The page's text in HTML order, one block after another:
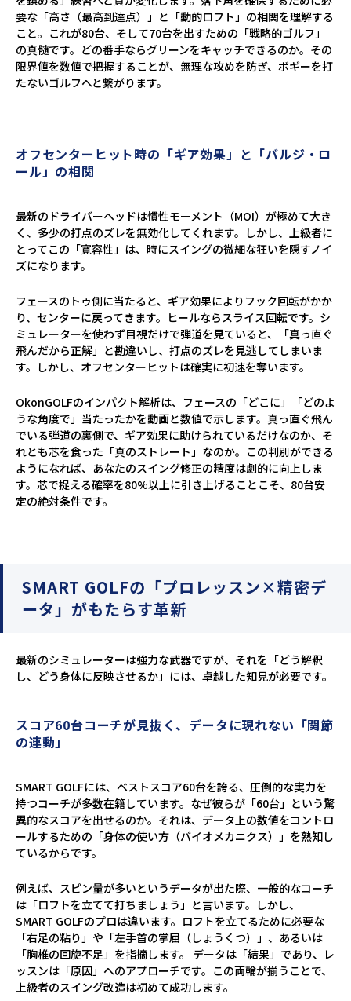
要な「高さ（最高到達点）」と「動的ロフト」の相関を理解する
こと。これが80台、そして70台を出すための「戦略的ゴルフ」
の真髄です。どの番手ならグリーンをキャッチできるのか。その
限界値を数値で把握することが、無理な攻めを防ぎ、ボギーを打
たないゴルフへと繋がります。
オフセンターヒット時の「ギア効果」と「バルジ・ロ
ール」の相関
最新のドライバーヘッドは慣性モーメント（MOI）が極めて大き
く、多少の打点のズレを無効化してくれます。しかし、上級者に
とってこの「寛容性」は、時にスイングの微細な狂いを隠すノイ
ズになります。
フェースのトゥ側に当たると、ギア効果によりフック回転がかか
り、センターに戻ってきます。ヒールならスライス回転です。シ
ミュレーターを使わず目視だけで弾道を見ていると、「真っ直ぐ
飛んだから正解」と勘違いし、打点のズレを見逃してしまいま
す。しかし、オフセンターヒットは確実に初速を奪います。
OkonGOLFのインパクト解析は、フェースの「どこに」「どのよ
うな角度で」当たったかを動画と数値で示します。真っ直ぐ飛ん
でいる弾道の裏側で、ギア効果に助けられているだけなのか、そ
れとも芯を食った「真のストレート」なのか。この判別ができる
ようになれば、あなたのスイング修正の精度は劇的に向上しま
す。芯で捉える確率を80%以上に引き上げることこそ、80台安
定の絶対条件です。
SMART GOLFの「プロレッスン×精密デ
ータ」がもたらす革新
最新のシミュレーターは強力な武器ですが、それを「どう解釈
し、どう身体に反映させるか」には、卓越した知見が必要です。
スコア60台コーチが見抜く、データに現れない「関節
の連動」
SMART GOLFには、ベストスコア60台を誇る、圧倒的な実力を
持つコーチが多数在籍しています。なぜ彼らが「60台」という驚
異的なスコアを出せるのか。それは、データ上の数値をコントロ
ールするための「身体の使い方（バイオメカニクス）」を熟知し
ているからです。
例えば、スピン量が多いというデータが出た際、一般的なコーチ
は「ロフトを立てて打ちましょう」と言います。しかし、
SMART GOLFのプロは違います。ロフトを立てるために必要な
「右足の粘り」や「左手首の掌屈（しょうくつ）」、あるいは
「胸椎の回旋不足」を指摘します。 データは「結果」であり、レ
ッスンは「原因」へのアプローチです。この両輪が揃うことで、
上級者のスイング改造は初めて成功します。